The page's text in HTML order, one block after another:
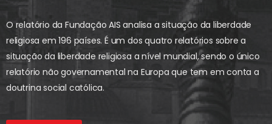
O relatório da Fundação AIS analisa a situação da liberdade
religiosa em 196 países. É um dos quatro relatórios sobre a
situação da liberdade religiosa a nível mundial, sendo o único
relatório não governamental na Europa que tem em conta a
doutrina social católica.